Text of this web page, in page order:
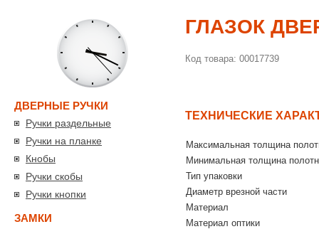
ДВЕРНЫЕ РУЧКИ
Ручки раздельные
Ручки на планке
Кнобы
Ручки скобы
Ручки кнопки
ЗАМКИ
ГЛАЗОК
Код товара: 00017739
ТЕХНИЧЕСКИЕ
Максимальная толщина
Минимальная толщина
Тип упаковки
Диаметр врезной части
Материал
Материал оптики